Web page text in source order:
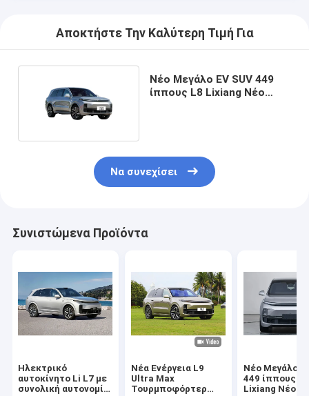
Αποκτήστε Την Καλύτερη Τιμή Για
Νέο Μεγάλο EV SUV 449
ίππους L8 Lixiang Νέο
Να συνεχίσει
Συνιστώμενα Προϊόντα
Ηλεκτρικό
αυτοκίνητο Li L7 με
συνολική αυτονομία
Νέα Ενέργεια L9
Ultra Max
Τουρμποφόρτερ
Νέο Μεγάλο
449 ίππους L8
Lixiang Νέο